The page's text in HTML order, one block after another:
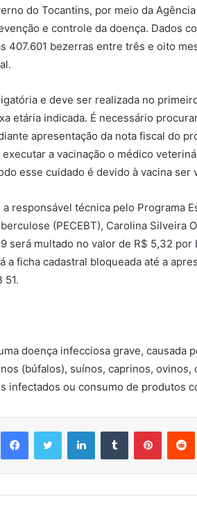
do Tocantins, por meio da
e controle da doença. Dados
407.601 bezerras entre três e oito
e deve ser realizada no
etária indicada. É necessário
apresentação da nota fiscal do
a vacinação o médico
esse cuidado é devido à vacina
a responsável técnica pelo Programa
(PECEBT), Carolina Silveira
será multado no valor de R$ 5,32
a ficha cadastral bloqueada até a
51.
doença infecciosa grave, causada
(búfalos), suínos, caprinos,
infectados ou consumo de produtos